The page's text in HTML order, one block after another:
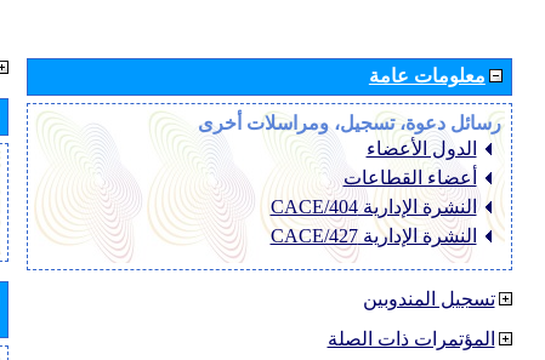
معلومات عامة
رسائل دعوة، تسجيل، ومراسلات أخرى
الدول الأعضاء
أعضاء القطاعات
النشرة الإدارية CACE/404
النشرة الإدارية CACE/427
تسجيل المندوبين
المؤتمرات ذات الصلة